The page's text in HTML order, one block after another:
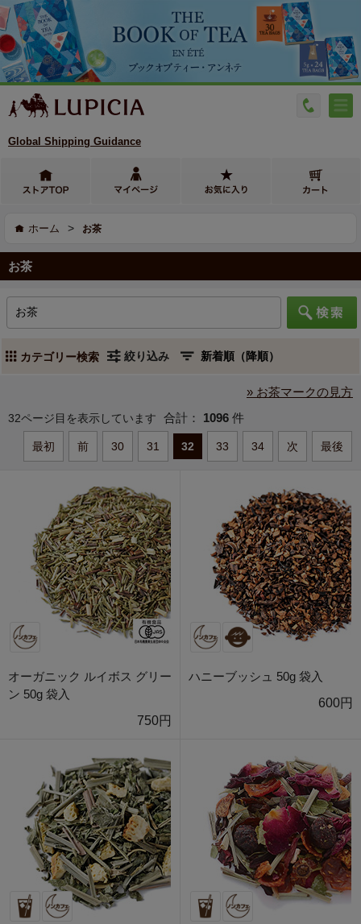
Global Shipping Guidance
ホーム > お茶
お茶
カテゴリー検索 絞り込み
» お茶マークの見方
32ページ目を表示しています 合計： 1096 件
最初 前 30 31 32 33 34 次 最後
オーガニック ルイボス グリー
ン 50g 袋入
750円
ハニーブッシュ 50g 袋入
600円